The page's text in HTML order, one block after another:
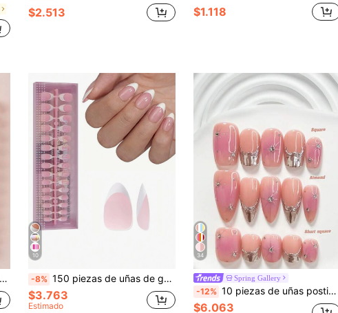
$2.513 $1.118
10
-8% 150 piezas de uñas de gel francesas - Uñas postizas de color natural con forma de almendra francesa, puntas de uñas cuadradas cortas, uñas falsas de gel suave, suministros de extensión de uñas acrílicas
$3.763
Estimado
34
Spring Gallery
-12% 10 piezas de uñas postizas de estilo dulce hechas a mano, set de arte de uñas de polygel, esmalte de uñas rosa con línea de strass, estilo degradado de espejo fresco, incluye herramientas para uñas, 3 tamaños disponibles, forma cuadrada/cuadrada corta/almendrada, adecuado para fiestas, baile, uso diario
$6.063